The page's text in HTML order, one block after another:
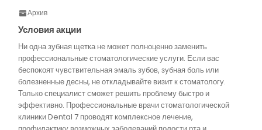
Архив
Условия акции
Ни одна зубная щетка не может полноценно заменить
профессиональные стоматологические услуги. Если вас
беспокоят чувствительная эмаль зубов, зубная боль или
болезненные десны, не откладывайте визит к стоматологу.
Только специалист сможет решить проблему быстро и
эффективно. Профессиональные врачи стоматологической
клиники Dental 7 проводят комплексное лечение,